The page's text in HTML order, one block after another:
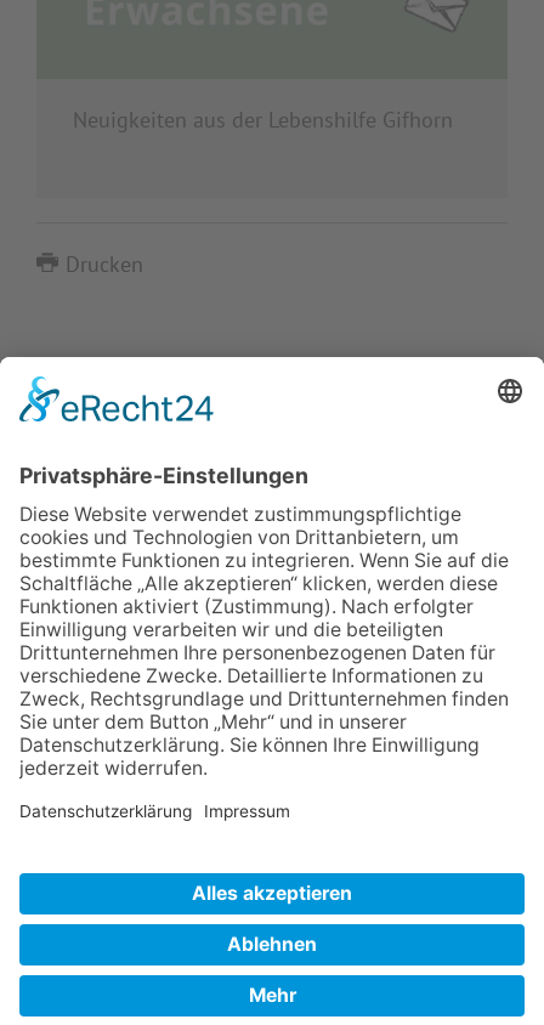
Neuigkeiten aus der Lebenshilfe Gifhorn
Drucken
IMPRESSUM
VERBRAUCHERSTREITBEILEGUNGSGESETZ
HINWEISGEBERSCHUTZGESETZ LINKS/PARTNER
KONTAKT VORLESE-FUNKTION: READSPEAKER
GOOD NEWS | ELTERNBRIEFE
DATENSCHUTZ GGMBH DATENSCHUTZ E.V.
DATENVERARBEITUNG TAA | AFE